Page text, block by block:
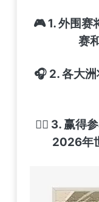
🎮 1. 外围
赛
🎧 2. 各大
😶‍🌫️ 3. 赢得
2026年